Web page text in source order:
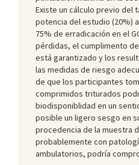
Existe un cálculo previo del
potencia del estudio (20%)
75% de erradicación en el
pérdidas, el cumplimento
está garantizado y los
las medidas de riesgo
de que los participantes
comprimidos triturados
biodisponiblidad en un
posible un ligero sesgo en
procedencia de la muestra
probablemente con
ambulatorios, podría